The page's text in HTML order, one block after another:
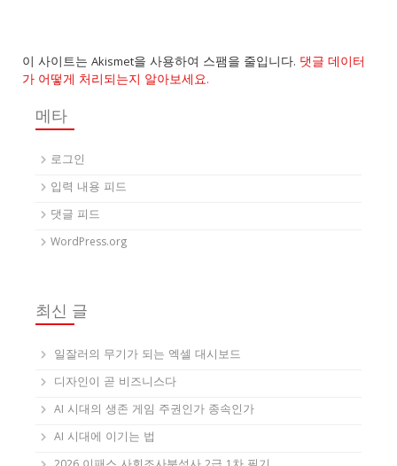
이 사이트는 Akismet을 사용하여 스팸을 줄입니다. 댓글 데이터
가 어떻게 처리되는지 알아보세요.
메타
로그인
입력 내용 피드
댓글 피드
WordPress.org
최신 글
일잘러의 무기가 되는 엑셀 대시보드
디자인이 곧 비즈니스다
AI 시대의 생존 게임 주권인가 종속인가
AI 시대에 이기는 법